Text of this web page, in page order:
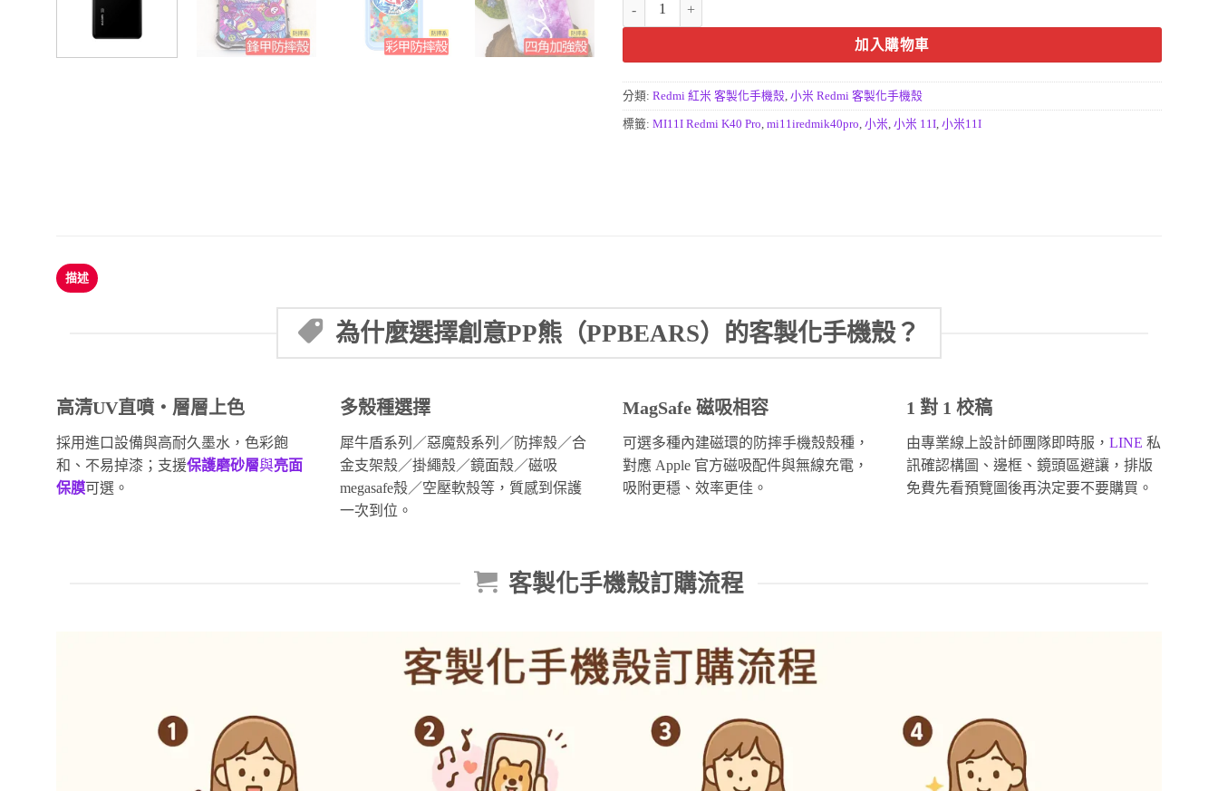
加入購物車
分類: Redmi 紅米 客製化手機殼, 小米 Redmi 客製化手機殼
標籤: MI11I Redmi K40 Pro, mi11iredmik40pro, 小米, 小米 11I, 小米11I
描述
為什麼選擇創意PP熊（PPBEARS）的客製化手機殼？
高清UV直噴・層層上色
採用進口設備與高耐久墨水，色彩飽
和、不易掉漆；支援保護磨砂層與亮面
保膜可選。
多殼種選擇
犀牛盾系列／惡魔殼系列／防摔殼／合
金支架殼／掛繩殼／鏡面殼／磁吸
megasafe殼／空壓軟殼等，質感到保護
一次到位。
MagSafe 磁吸相容
可選多種內建磁環的防摔手機殼殼種，
對應 Apple 官方磁吸配件與無線充電，
吸附更穩、效率更佳。
1 對 1 校稿
由專業線上設計師團隊即時服， LINE 私
訊確認構圖、邊框、鏡頭區避讓，排版
免費先看預覽圖後再決定要不要購買。
客製化手機殼訂購流程